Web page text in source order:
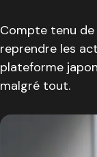
Compte tenu
reprendre les
plateforme
malgré tout.